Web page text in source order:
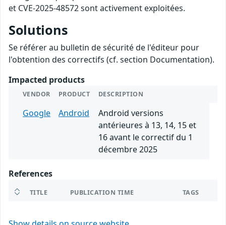
et CVE-2025-48572 sont activement exploitées.
Solutions
Se référer au bulletin de sécurité de l'éditeur pour
l'obtention des correctifs (cf. section Documentation).
Impacted products
VENDOR PRODUCT DESCRIPTION
Google Android
Android versions
antérieures à 13, 14, 15 et
16 avant le correctif du 1
décembre 2025
References
TITLE PUBLICATION TIME TAGS